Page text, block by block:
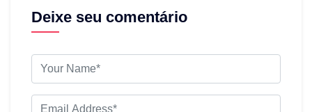
Deixe seu comentário